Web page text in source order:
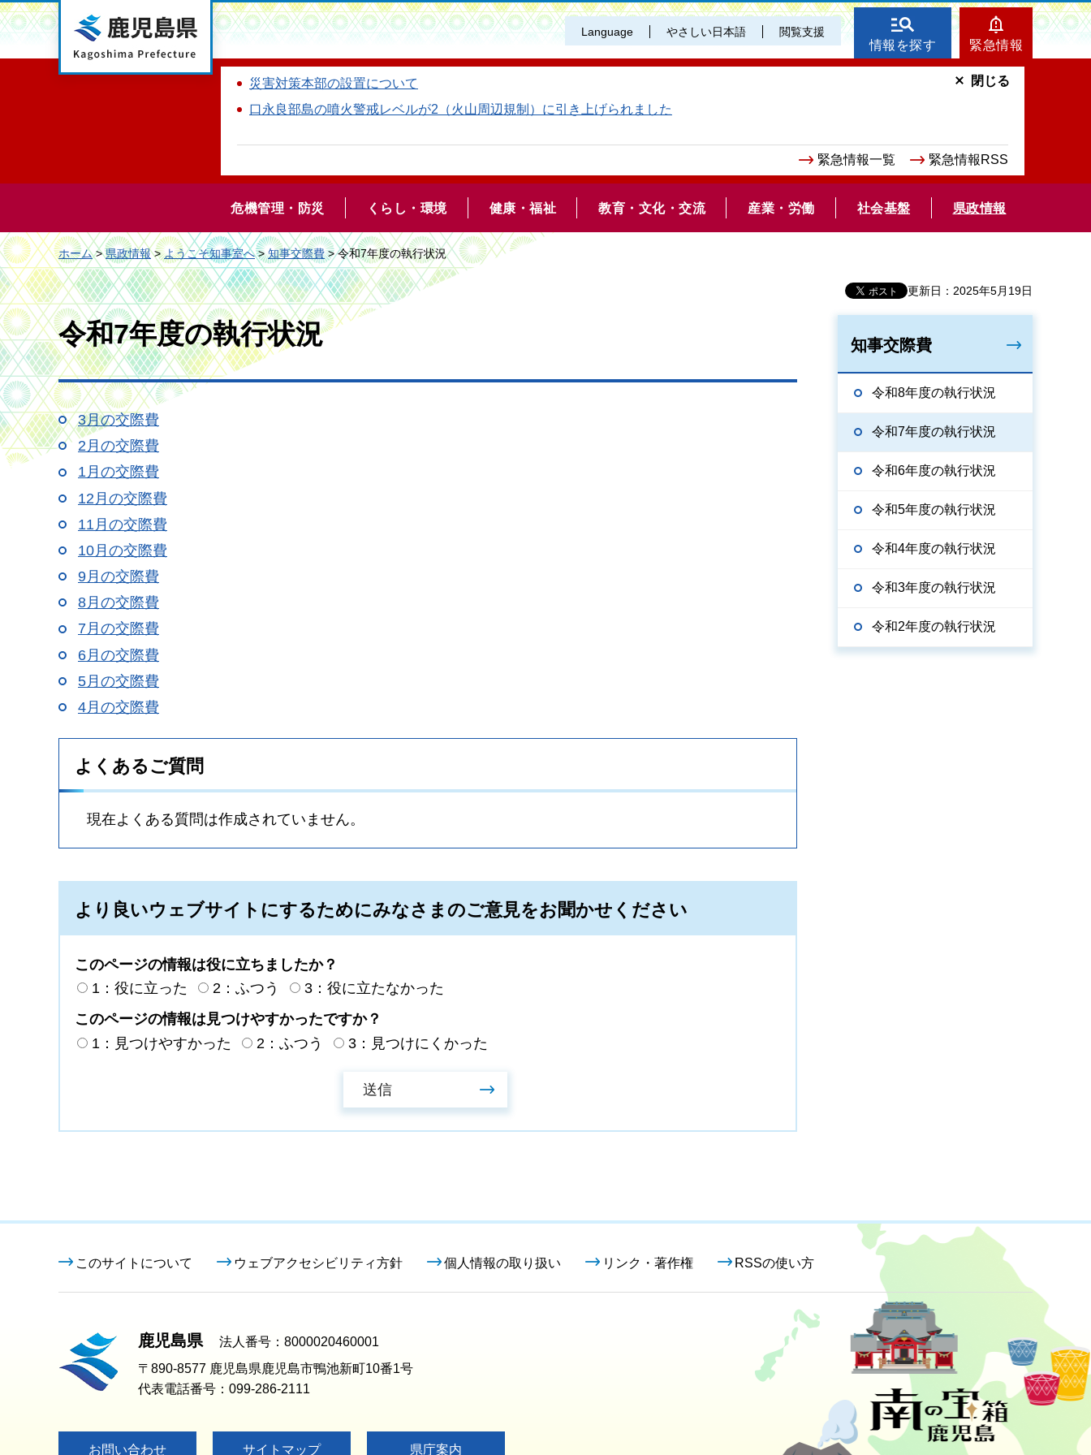
鹿児島県 Language やさしい日本語 閲覧支援
情報を探す 緊急情報
災害対策本部の設置について
口永良部島の噴火警戒レベルが2（火山周辺規制）に引き上げられました
緊急情報一覧 緊急情報RSS
閉じる
危機管理・防災 くらし・環境 健康・福祉 教育・文化・交流 産業・労働 社会基盤 県政情報
ホーム>県政情報>ようこそ知事室へ>知事交際費> 令和7年度の執行状況
更新日：2025年5月19日
令和7年度の執行状況
3月の交際費
2月の交際費
1月の交際費
12月の交際費
11月の交際費
10月の交際費
9月の交際費
8月の交際費
7月の交際費
6月の交際費
5月の交際費
4月の交際費
よくあるご質問
現在よくある質問は作成されていません。
より良いウェブサイトにするためにみなさまのご意見をお聞かせください
このページの情報は役に立ちましたか？
1：役に立った
2：ふつう
3：役に立たなかった
このページの情報は見つけやすかったですか？
1：見つけやすかった
2：ふつう 3：見つけにくかった
知事交際費
令和8年度の執行状況
令和7年度の執行状況
令和6年度の執行状況
令和5年度の執行状況
令和4年度の執行状況
令和3年度の執行状況
令和2年度の執行状況
このサイトについて ウェブアクセシビリティ方針 個人情報の取り扱い リンク・著作権 RSSの使い方
鹿児島県
法人番号：8000020460001
〒890-8577 鹿児島県鹿児島市鴨池新町10番1号
代表電話番号：099-286-2111
お問い合わせ サイトマップ 県庁案内